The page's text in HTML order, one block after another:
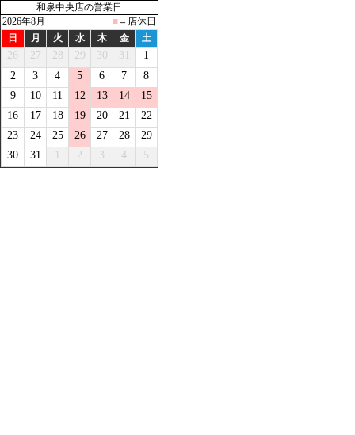
和泉中央店の営業日
2026年8月
■ ＝店休日
日
月 火 水 木 金 土
26 27 28 29 30 31
1
2
3 4 5 6 7
8
9
10 11 12 13 14
15
16
17 18 19 20 21
22
23
24 25 26 27 28
29
30
31 2 3 4 5